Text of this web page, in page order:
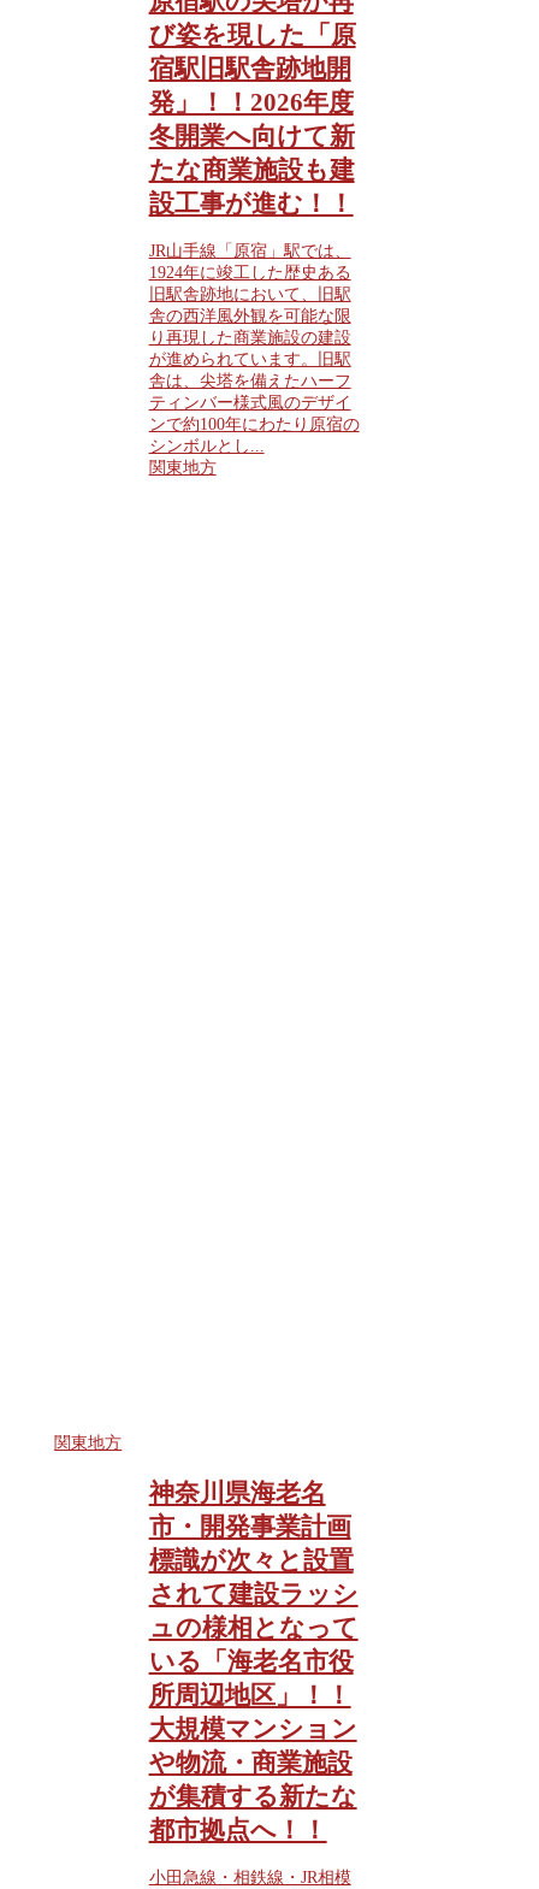
び姿を現した「原
宿駅旧駅舎跡地開
発」！！2026年度
冬開業へ向けて新
たな商業施設も建
設工事が進む！！
JR山手線「原宿」駅では、
1924年に竣工した歴史ある
旧駅舎跡地において、旧駅
舎の西洋風外観を可能な限
り再現した商業施設の建設
が進められています。旧駅
舎は、尖塔を備えたハーフ
ティンバー様式風のデザイ
ンで約100年にわたり原宿の
シンボルとし...
関東地方
関東地方
神奈川県海老名
市・開発事業計画
標識が次々と設置
されて建設ラッシ
ュの様相となって
いる「海老名市役
所周辺地区」！！
大規模マンション
や物流・商業施設
が集積する新たな
都市拠点へ！！
小田急線・相鉄線・JR相模